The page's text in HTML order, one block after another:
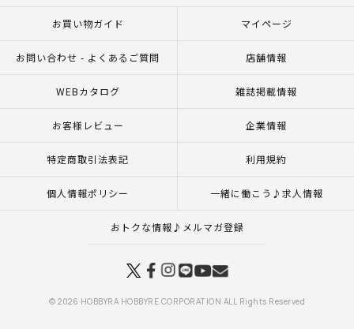
お買い物ガイド マイページ
お問い合わせ - よくあるご質問 店舗情報
WEBカタログ 雑誌掲載情報
お客様レビュー 企業情報
特定商取引法表記 利用規約
個人情報ポリシー 一緒に働こう♪求人情報
おトクな情報♪メルマガ登録
© 2026 HOBBYRA HOBBYRE CORPORATION ALL Rights Reserved